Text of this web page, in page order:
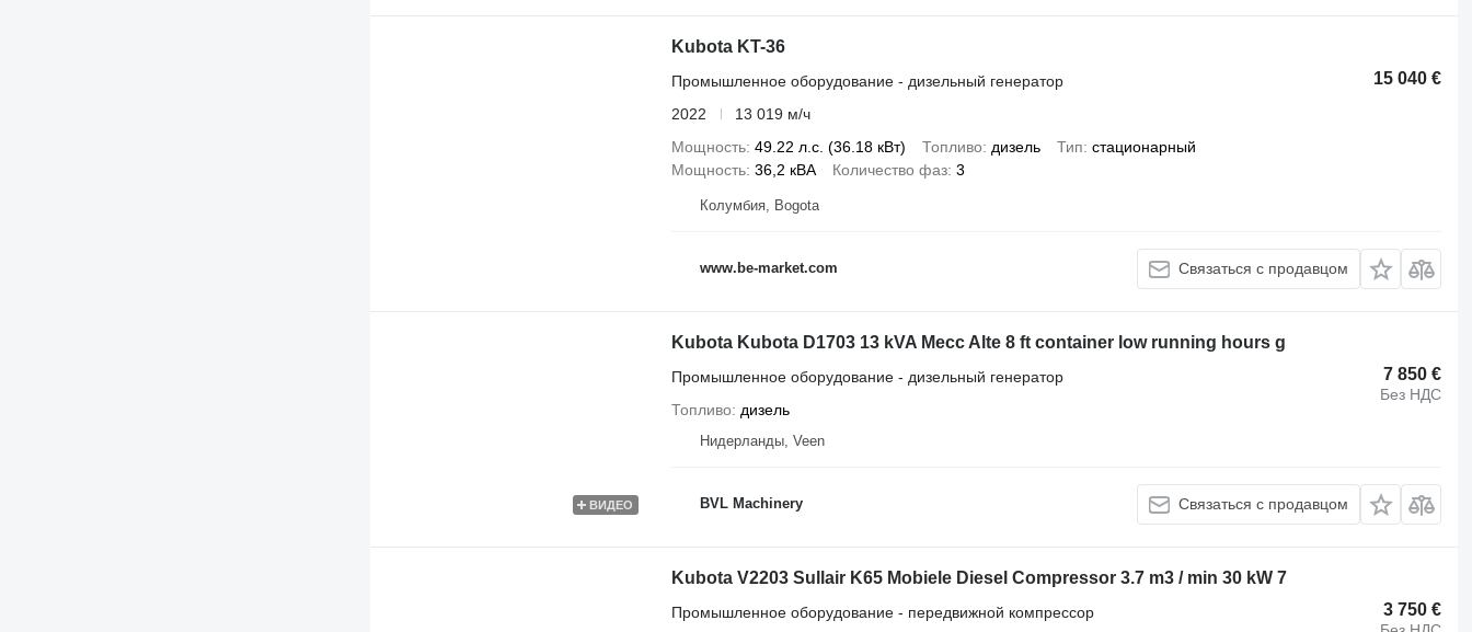
Kubota KT-36
15 040 €
Промышленное оборудование - дизельный генератор
2022
13 019 м/ч
Мощность 49.22 л.с. (36.18 кВт) Топливо дизель Тип стационарный
Мощность 36,2 кВА Количество фаз 3
Колумбия, Bogota
www.be-market.com Связаться с продавцом
ВИДЕО
Kubota Kubota D1703 13 kVA Mecc Alte 8 ft container low running hours g
7 850 €
Без НДС
Промышленное оборудование - дизельный генератор
Топливо
дизель
Нидерланды, Veen
BVL Machinery Связаться с продавцом
Kubota V2203 Sullair K65 Mobiele Diesel Compressor 3.7 m3 / min 30 kW 7
3 750 €
Промышленное оборудование - передвижной компрессор